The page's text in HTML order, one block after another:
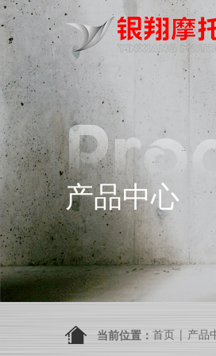
产品中心
当前位置： 首页 | 产品